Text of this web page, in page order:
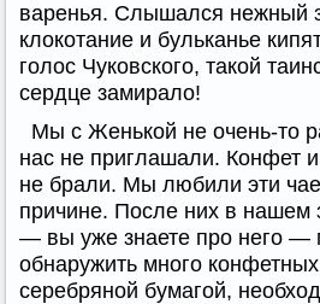
варенья. Слышался нежный
клокотание и бульканье
голос Чуковского, такой
сердце замирало!
Мы с Женькой не очень-то
нас не приглашали. Конфет
не брали. Мы любили эти
причине. После них в нашем
— вы уже знаете про него —
обнаружить много
серебряной бумагой,